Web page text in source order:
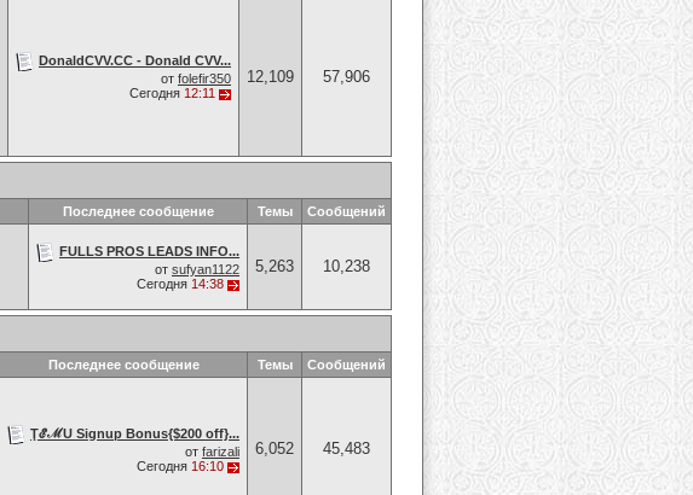
DonaldCVV.CC - Donald CVV...
от folefir350
Сегодня 12:11
12,109 57,906
Последнее сообщение Темы Сообщений
FULLS PROS LEADS INFO...
от sufyan1122
Сегодня 14:38
5,263 10,238
Последнее сообщение Темы Сообщений
ŢℰℳU Signup Bonus{$200 off}...
от farizali
Сегодня 16:10
6,052 45,483